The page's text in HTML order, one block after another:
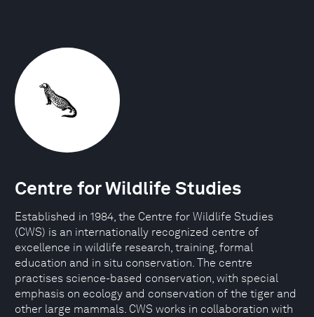
Centre for Wildlife Studies
Established in 1984, the Centre for Wildlife Studies
(CWS) is an internationally recognized centre of
excellence in wildlife research, training, formal
education and in situ conservation. The centre
practises science-based conservation, with special
emphasis on ecology and conservation of the tiger and
other large mammals. CWS works in collaboration with